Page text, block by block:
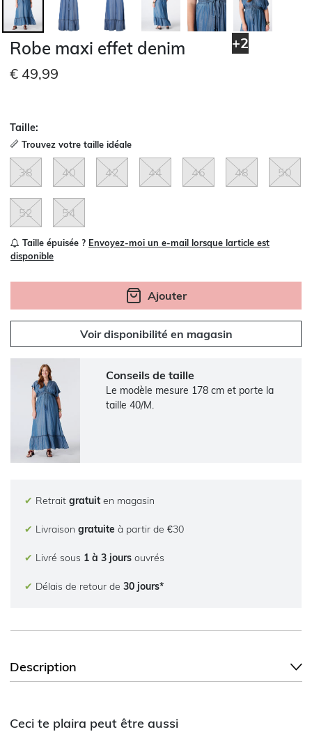
+2
Robe maxi effet denim
€ 49,99
Taille:
Trouvez votre taille idéale
38 40 42 44 46 48 50
52 54
Taille épuisée ? Envoyez-moi un e-mail lorsque larticle est
disponible
Ajouter
Voir disponibilité en magasin
Conseils de taille
Le modèle mesure 178 cm et porte la
taille 40/M.
✔ Retrait gratuit en magasin
✔ Livraison gratuite à partir de €30
✔ Livré sous 1 à 3 jours ouvrés
✔ Délais de retour de 30 jours*
Description
Ceci te plaira peut être aussi